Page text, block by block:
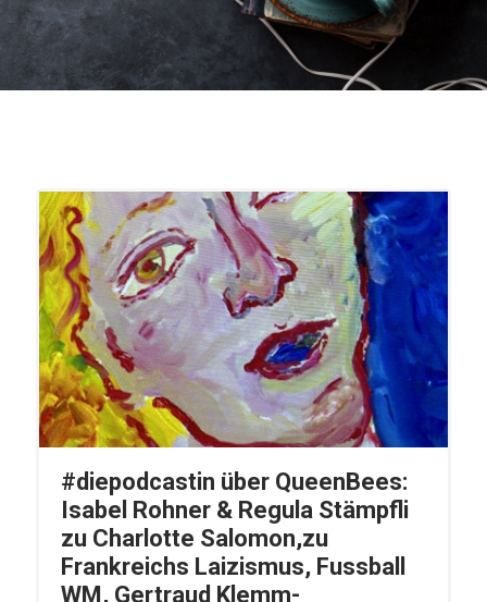
#diepodcastin über QueenBees:
Isabel Rohner & Regula Stämpfli
zu Charlotte Salomon,zu
Frankreichs Laizismus, Fussball
WM, Gertraud Klemm-